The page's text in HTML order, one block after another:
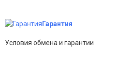
Гарантия
Условия обмена и гарантии